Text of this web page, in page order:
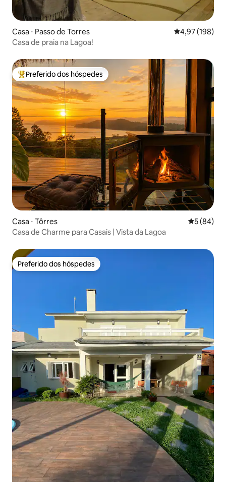
Casa ⋅ Passo de Torres 4,97 de uma
4,97 (198)
Casa de praia na Lagoa!
Entre os melhores preferidos dos hóspedes
Preferido dos hóspedes
Casa ⋅ Tôrres 5 de uma
5 (84)
Casa de Charme para Casais | Vista da Lagoa
Preferido dos hóspedes
Preferido dos hóspedes